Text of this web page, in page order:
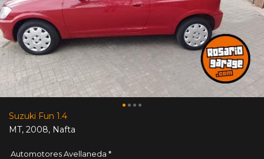
Suzuki Fun 1.4
MT, 2008, Nafta
Automotores Avellaneda *